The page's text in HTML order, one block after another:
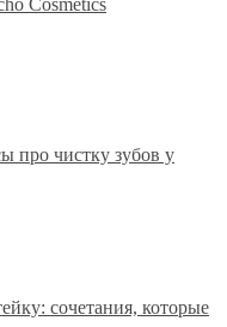
про чистку зубов у
сочетания, которые